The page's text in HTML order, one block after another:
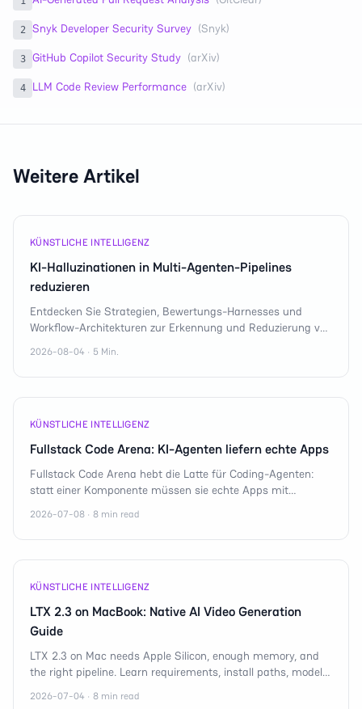
2 Snyk Developer Security Survey (Snyk)
3 GitHub Copilot Security Study (arXiv)
4 LLM Code Review Performance (arXiv)
Weitere Artikel
KÜNSTLICHE INTELLIGENZ
KI-Halluzinationen in Multi-Agenten-Pipelines
reduzieren
Entdecken Sie Strategien, Bewertungs-Harnesses und
Workflow-Architekturen zur Erkennung und Reduzierung von
2026-08-04 · 5 Min.
KÜNSTLICHE INTELLIGENZ
Fullstack Code Arena: KI-Agenten liefern echte Apps
Fullstack Code Arena hebt die Latte für Coding-Agenten:
statt einer Komponente müssen sie echte Apps mit
2026-07-08 · 8 min read
KÜNSTLICHE INTELLIGENZ
LTX 2.3 on MacBook: Native AI Video Generation
Guide
LTX 2.3 on Mac needs Apple Silicon, enough memory, and
the right pipeline. Learn requirements, install paths, model
2026-07-04 · 8 min read